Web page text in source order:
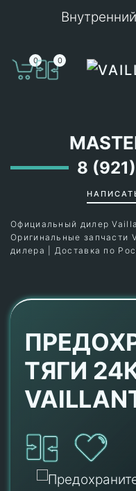
0 0
8
Официальный дилер
Оригинальные запчасти
дилера | Доставка по
ТЯГИ